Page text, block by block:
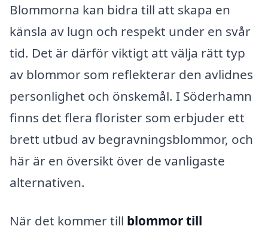
Blommorna kan bidra till att skapa en
känsla av lugn och respekt under en svår
tid. Det är därför viktigt att välja rätt typ
av blommor som reflekterar den avlidnes
personlighet och önskemål. I Söderhamn
finns det flera florister som erbjuder ett
brett utbud av begravningsblommor, och
här är en översikt över de vanligaste
alternativen.
När det kommer till blommor till